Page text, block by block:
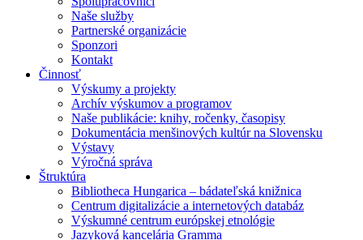
Naše služby
Partnerské organizácie
Sponzori
Kontakt
Činnosť
Výskumy a projekty
Archív výskumov a programov
Naše publikácie: knihy, ročenky, časopisy
Dokumentácia menšinových kultúr na Slovensku
Výstavy
Výročná správa
Štruktúra
Bibliotheca Hungarica – bádateľská knižnica
Centrum digitalizácie a internetových databáz
Výskumné centrum európskej etnológie
Jazyková kancelária Gramma